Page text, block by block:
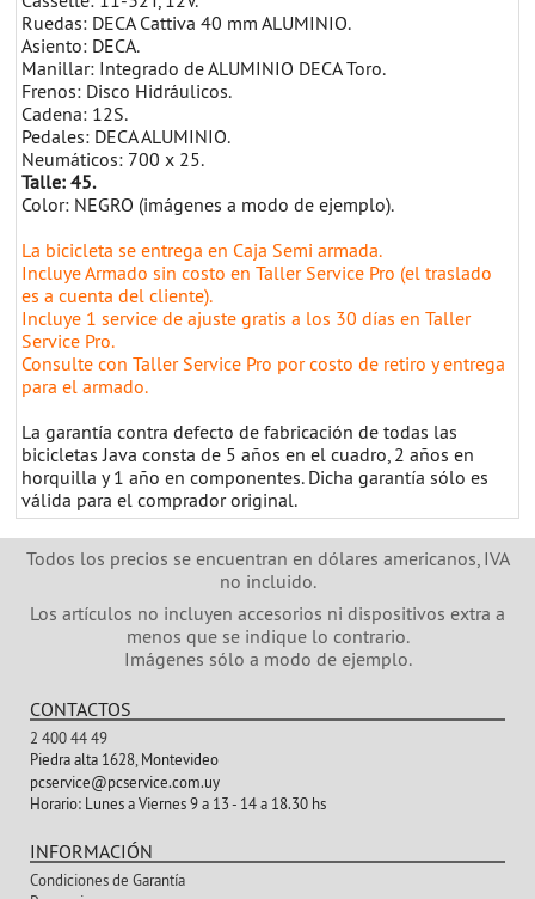
Ruedas: DECA Cattiva 40 mm ALUMINIO.
Asiento: DECA.
Manillar: Integrado de ALUMINIO DECA Toro.
Frenos: Disco Hidráulicos.
Cadena: 12S.
Pedales: DECA ALUMINIO.
Neumáticos: 700 x 25.
Talle: 45.
Color: NEGRO (imágenes a modo de ejemplo).
La bicicleta se entrega en Caja Semi armada.
Incluye Armado sin costo en Taller Service Pro (el traslado
es a cuenta del cliente).
Incluye 1 service de ajuste gratis a los 30 días en Taller
Service Pro.
Consulte con Taller Service Pro por costo de retiro y entrega
para el armado.
La garantía contra defecto de fabricación de todas las
bicicletas Java consta de 5 años en el cuadro, 2 años en
horquilla y 1 año en componentes. Dicha garantía sólo es
válida para el comprador original.
Todos los precios se encuentran en dólares americanos, IVA
no incluido.
Los artículos no incluyen accesorios ni dispositivos extra a
menos que se indique lo contrario.
Imágenes sólo a modo de ejemplo.
CONTACTOS
2 400 44 49
Piedra alta 1628, Montevideo
pcservice@pcservice.com.uy
Horario:Lunes a Viernes 9 a 13 - 14 a 18.30 hs
INFORMACIÓN
Condiciones de Garantía